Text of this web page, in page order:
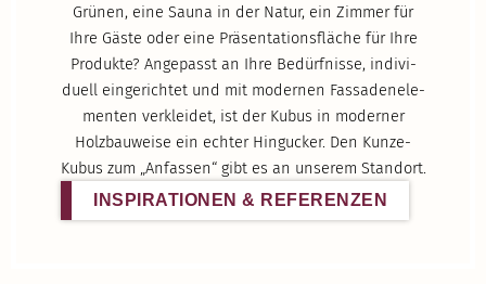
Grünen, eine Sauna in der Natur, ein Zimmer für
Ihre Gäste oder eine Präsen­ta­ti­ons­fläche für Ihre
Produkte? Angepasst an Ihre Bedürf­nisse, indivi­
duell einge­richtet und mit modernen Fassa­den­ele­
menten verkleidet, ist der Kubus in moderner
Holzbau­weise ein echter Hingucker. Den Kunze­
Kubus zum „Anfassen“ gibt es an unserem Standort.
INSPI­RA­TIONEN & REFERENZEN